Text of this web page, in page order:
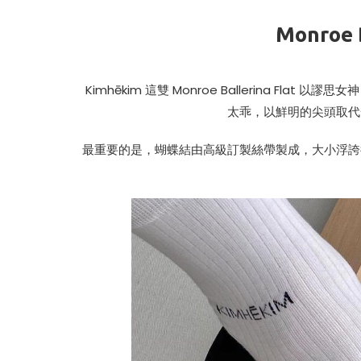
Monroe
Kimhēkim 這雙 Monroe Ballerina Flat 以謬思女
太乖，以鮮明的尖頭取
最重要的是，蝴蝶結由高級訂製絲帶製成，大小浮